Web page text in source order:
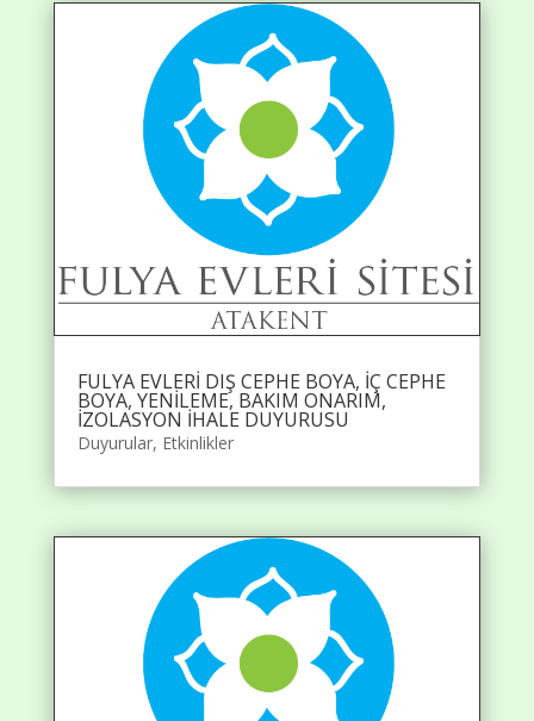
FULYA EVLERİ DIŞ CEPHE BOYA, İÇ CEPHE
BOYA, YENİLEME, BAKIM ONARIM,
İZOLASYON İHALE DUYURUSU
Duyurular, Etkinlikler